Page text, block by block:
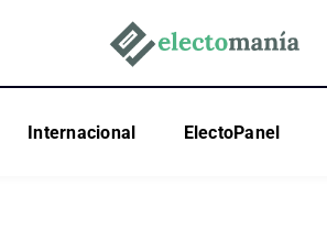
Internacional ElectoPanel